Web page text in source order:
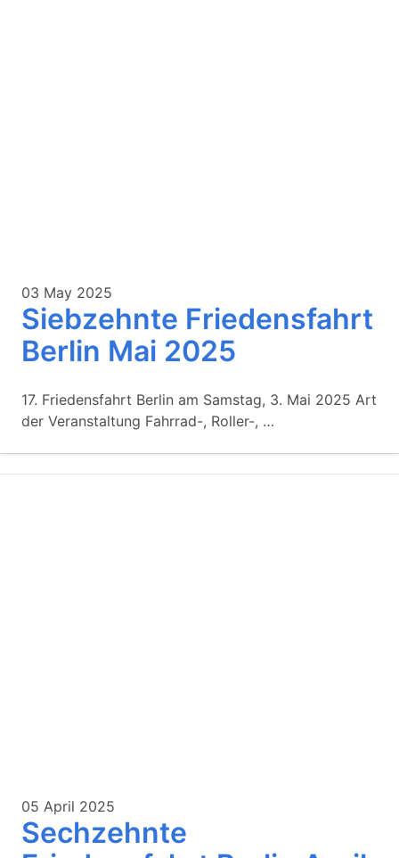
03 May 2025
Siebzehnte Friedensfahrt
Berlin Mai 2025
17. Friedensfahrt Berlin am Samstag, 3. Mai 2025 Art
der Veranstaltung Fahrrad-, Roller-, …
05 April 2025
Sechzehnte